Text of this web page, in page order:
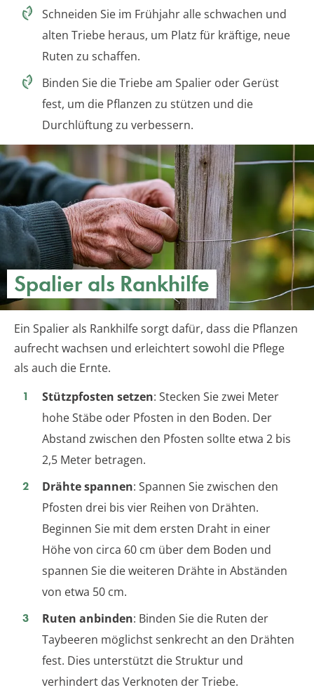
Schneiden Sie im Frühjahr alle schwachen und
alten Triebe heraus, um Platz für kräftige, neue
Ruten zu schaffen.
Binden Sie die Triebe am Spalier oder Gerüst
fest, um die Pflanzen zu stützen und die
Durchlüftung zu verbessern.
Spalier als Rankhilfe
Ein Spalier als Rankhilfe sorgt dafür, dass die Pflanzen
aufrecht wachsen und erleichtert sowohl die Pflege
als auch die Ernte.
Stützpfosten setzen: Stecken Sie zwei Meter
hohe Stäbe oder Pfosten in den Boden. Der
Abstand zwischen den Pfosten sollte etwa 2 bis
2,5 Meter betragen.
Drähte spannen: Spannen Sie zwischen den
Pfosten drei bis vier Reihen von Drähten.
Beginnen Sie mit dem ersten Draht in einer
Höhe von circa 60 cm über dem Boden und
spannen Sie die weiteren Drähte in Abständen
von etwa 50 cm.
Ruten anbinden: Binden Sie die Ruten der
Taybeeren möglichst senkrecht an den Drähten
fest. Dies unterstützt die Struktur und
verhindert das Verknoten der Triebe.